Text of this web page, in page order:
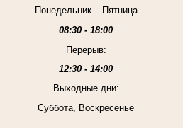
Понедельник – Пятница
08:30 - 18:00
Перерыв:
12:30 - 14:00
Выходные дни:
Суббота, Воскресенье